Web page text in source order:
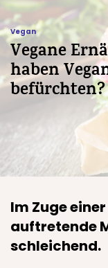
Vegan
Vegane
haben
befürchten?
Im Zuge
auftretende
schleichend.